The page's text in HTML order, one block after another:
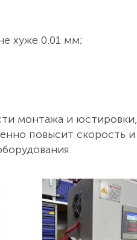
хуже 0.01 мм;
монтажа и юстировки,
повысит скорость и